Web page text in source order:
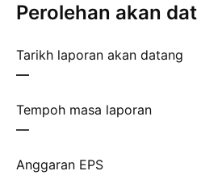
Perolehan akan
Tarikh laporan akan datang
—
Tempoh masa laporan
—
Anggaran EPS